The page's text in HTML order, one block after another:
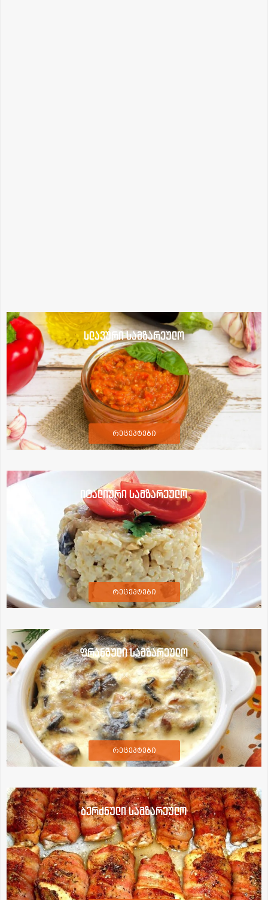
სლავური სამზარეულო
რეცეპტები
იტალიური სამზარეულო
რეცეპტები
ფრანგული სამზარეულო
რეცეპტები
ბერძნული სამზარეულო